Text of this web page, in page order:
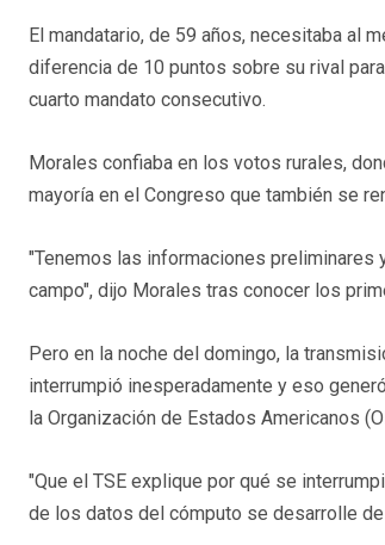
El mandatario, de 59 años, necesitaba al
diferencia de 10 puntos sobre su rival
cuarto mandato consecutivo.
Morales confiaba en los votos rurales,
mayoría en el Congreso que también se
"Tenemos las informaciones preliminares
campo", dijo Morales tras conocer los
Pero en la noche del domingo, la
interrumpió inesperadamente y eso
la Organización de Estados Americanos
"Que el TSE explique por qué se
de los datos del cómputo se desarrolle de